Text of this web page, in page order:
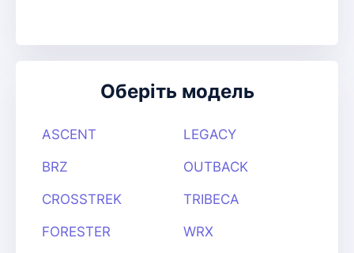
Оберіть модель
ASCENT
BRZ
CROSSTREK
FORESTER
LEGACY
OUTBACK
TRIBECA
WRX